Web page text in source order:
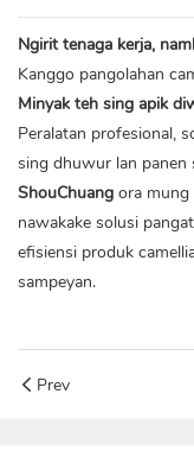
Ngirit tenaga kerja,
Kanggo pangolahan
Minyak teh sing apik
Peralatan profesional,
sing dhuwur lan panen
ShouChuang ora mung
nawakake solusi
efisiensi produk
sampeyan.
Prev